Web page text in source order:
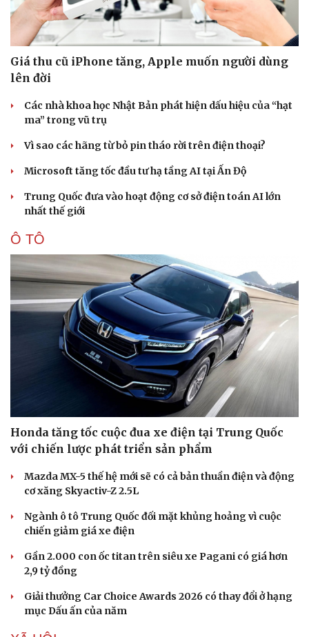
Văn hóa
Sân khấu - Điện ảnh
Âm nhạc
Di sản
Giải trí
Sao Việt
Giá thu cũ iPhone tăng, Apple muốn người dùng
lên đời
Các nhà khoa học Nhật Bản phát hiện dấu hiệu của “hạt
ma” trong vũ trụ
Vì sao các hãng từ bỏ pin tháo rời trên điện thoại?
Microsoft tăng tốc đầu tư hạ tầng AI tại Ấn Độ
Trung Quốc đưa vào hoạt động cơ sở điện toán AI lớn
nhất thế giới
Ô TÔ
Honda tăng tốc cuộc đua xe điện tại Trung Quốc
với chiến lược phát triển sản phẩm
Mazda MX-5 thế hệ mới sẽ có cả bản thuần điện và động
cơ xăng Skyactiv-Z 2.5L
Ngành ô tô Trung Quốc đối mặt khủng hoảng vì cuộc
chiến giảm giá xe điện
Gần 2.000 con ốc titan trên siêu xe Pagani có giá hơn
2,9 tỷ đồng
Giải thưởng Car Choice Awards 2026 có thay đổi ở hạng
mục Dấu ấn của năm